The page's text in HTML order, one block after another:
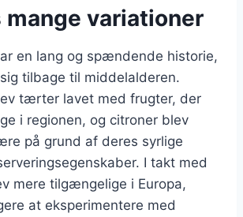
mange variationer
en lang og spændende historie,
tilbage til middelalderen.
tærter lavet med frugter, der
i regionen, og citroner blev
på grund af deres syrlige
I takt med
mere tilgængelige i Europa,
at eksperimentere med